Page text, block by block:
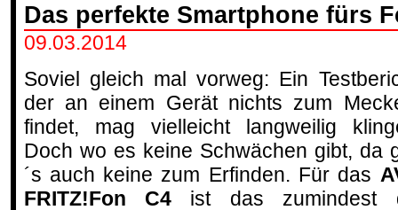
Das perfekte Smartphone fürs
09.03.2014
Soviel gleich mal vorweg: Ein
der an einem Gerät nichts zum
findet, mag vielleicht langweilig
Doch wo es keine Schwächen gibt, da
´s auch keine zum Erfinden. Für das
FRITZ!Fon C4ist das zumindest